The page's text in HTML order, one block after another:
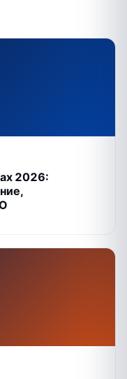
2026: